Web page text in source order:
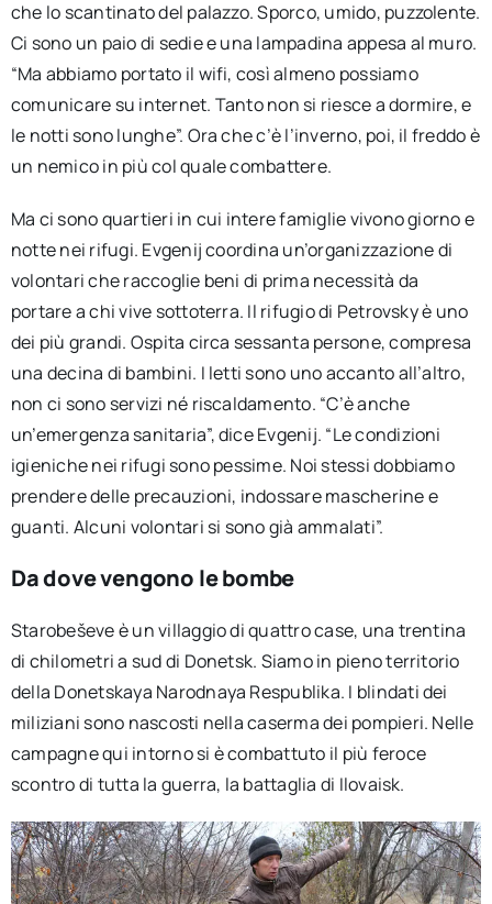
che lo scantinato del palazzo. Sporco, umido, puzzolente.
Ci sono un paio di sedie e una lampadina appesa al muro.
“Ma abbiamo portato il wifi, così almeno possiamo
comunicare su internet. Tanto non si riesce a dormire, e
le notti sono lunghe”. Ora che c’è l’inverno, poi, il freddo è
un nemico in più col quale combattere.
Ma ci sono quartieri in cui intere famiglie vivono giorno e
notte nei rifugi. Evgenij coordina un’organizzazione di
volontari che raccoglie beni di prima necessità da
portare a chi vive sottoterra. Il rifugio di Petrovsky è uno
dei più grandi. Ospita circa sessanta persone, compresa
una decina di bambini. I letti sono uno accanto all’altro,
non ci sono servizi né riscaldamento. “C’è anche
un’emergenza sanitaria”, dice Evgenij. “Le condizioni
igieniche nei rifugi sono pessime. Noi stessi dobbiamo
prendere delle precauzioni, indossare mascherine e
guanti. Alcuni volontari si sono già ammalati”.
Da dove vengono le bombe
Starobeševe è un villaggio di quattro case, una trentina
di chilometri a sud di Donetsk. Siamo in pieno territorio
della Donetskaya Narodnaya Respublika. I blindati dei
miliziani sono nascosti nella caserma dei pompieri. Nelle
campagne qui intorno si è combattuto il più feroce
scontro di tutta la guerra, la battaglia di Ilovaisk.